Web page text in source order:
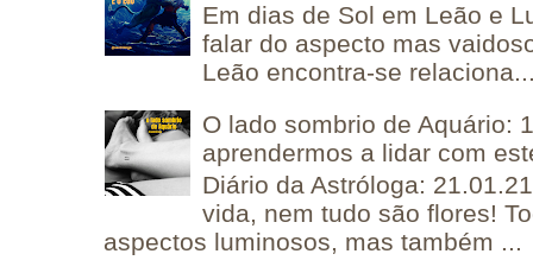
Em dias de Sol em Leão e
falar do aspecto mas
Leão encontra-se
O lado sombrio de Aquário:
aprendermos a lidar com
Diário da Astróloga:
vida, nem tudo são flores!
aspectos luminosos, mas também ...